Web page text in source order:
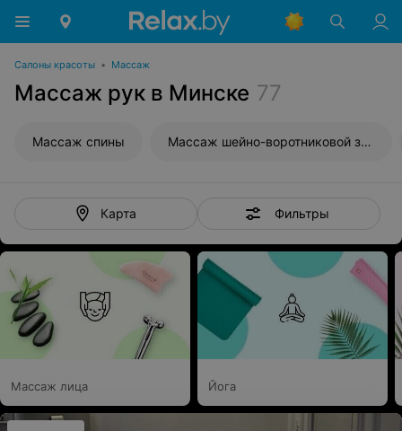
Салоны красоты • Массаж
Массаж рук в Минске 77
Массаж спины Массаж шейно-воротниковой зоны
Карта Фильтры
Массаж лица Йога